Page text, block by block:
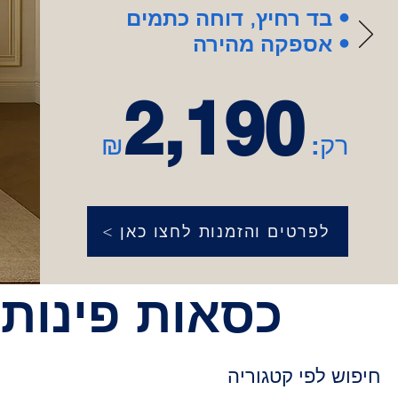
בד רחיץ, דוחה כתמים •
אספקה מהירה •
רק: ₪2,190
< לפרטים והזמנות לחצו כאן
כסאות
חיפוש לפי קטגוריה